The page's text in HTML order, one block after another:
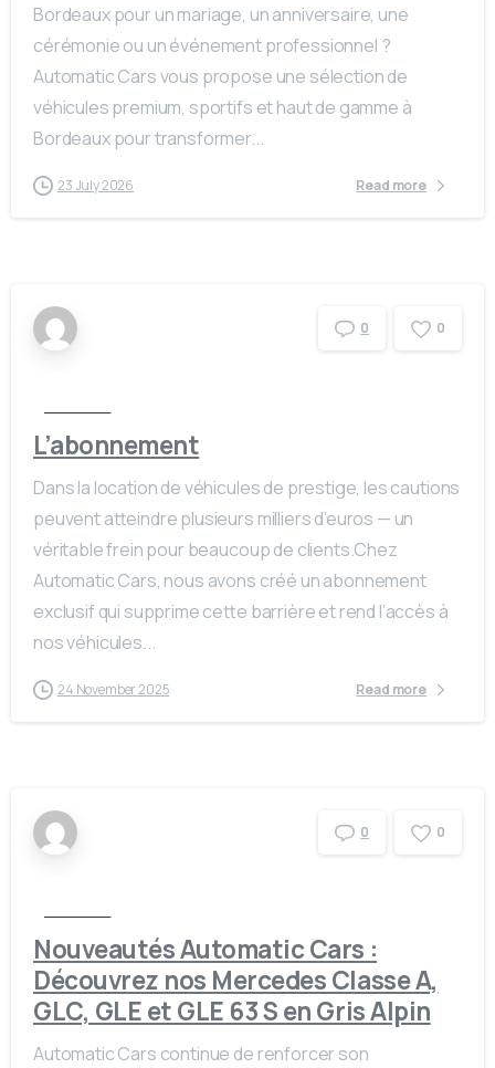
Bordeaux pour un mariage, un anniversaire, une
cérémonie ou un événement professionnel ?
Automatic Cars vous propose une sélection de
véhicules premium, sportifs et haut de gamme à
Bordeaux pour transformer...
23 July 2026 Read more
0 0
L’abonnement
Dans la location de véhicules de prestige, les cautions
peuvent atteindre plusieurs milliers d’euros — un
véritable frein pour beaucoup de clients.Chez
Automatic Cars, nous avons créé un abonnement
exclusif qui supprime cette barrière et rend l’accès à
nos véhicules...
24 November 2025 Read more
0 0
Nouveautés Automatic Cars :
Découvrez nos Mercedes Classe A,
GLC, GLE et GLE 63 S en Gris Alpin
Automatic Cars continue de renforcer son